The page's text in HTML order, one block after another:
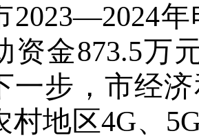
2023—2024年
资金873.5万
一步， 市经
村地区4G、